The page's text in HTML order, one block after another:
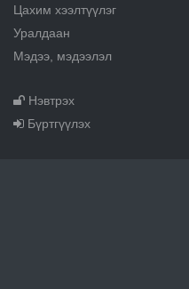
Цахим хээлтүүлэг
Уралдаан
Мэдээ, мэдээлэл
Нэвтрэх
Бүртгүүлэх